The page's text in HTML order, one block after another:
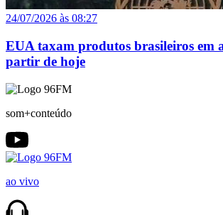
24/07/2026 às 08:27
EUA taxam produtos brasileiros em
partir de hoje
som+conteúdo
ao vivo